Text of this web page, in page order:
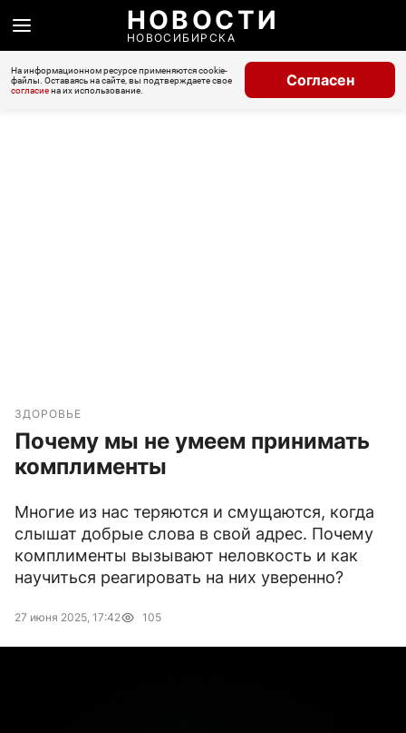
НОВОСТИ
НОВОСИБИРСКА
На информационном ресурсе применяются cookie-
файлы. Оставаясь на сайте, вы подтверждаете свое
согласиена их использование.
Согласен
ЗДОРОВЬЕ
Почему мы не умеем принимать
комплименты
Многие из нас теряются и смущаются, когда
слышат добрые слова в свой адрес. Почему
комплименты вызывают неловкость и как
научиться реагировать на них уверенно?
27 июня 2025, 17:42 105